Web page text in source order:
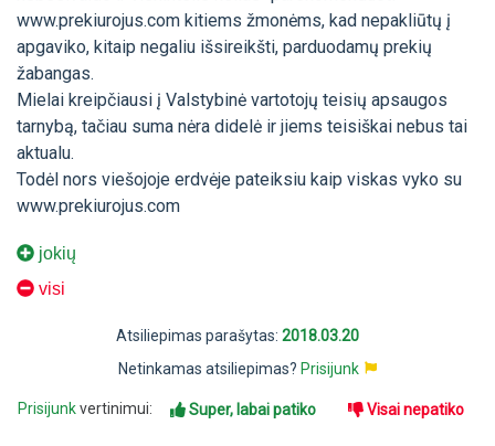
www.prekiurojus.com kitiems žmonėms, kad nepakliūtų į
apgaviko, kitaip negaliu išsireikšti, parduodamų prekių
žabangas.
Mielai kreipčiausi į Valstybinė vartotojų teisių apsaugos
tarnybą, tačiau suma nėra didelė ir jiems teisiškai nebus tai
aktualu.
Todėl nors viešojoje erdvėje pateiksiu kaip viskas vyko su
www.prekiurojus.com
jokių
visi
Atsiliepimas parašytas: 2018.03.20
Netinkamas atsiliepimas? Prisijunk
Prisijunkvertinimui: Super, labai patiko Visai nepatiko